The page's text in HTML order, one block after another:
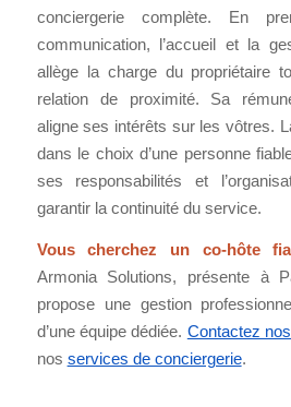
conciergerie complète. En
communication, l’accueil et la
allège la charge du propriétaire
relation de proximité. Sa
aligne ses intérêts sur les vôtres.
dans le choix d’une personne
ses responsabilités et
garantir la continuité du service.
Vous cherchez un co-hôte
Armonia Solutions, présente à
propose une gestion
d’une équipe dédiée. Contactez
nos services de conciergerie.